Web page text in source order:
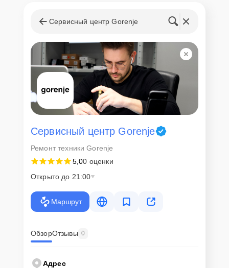
Сервисный центр Gorenje
Сервисный центр Gorenje
Ремонт техники Gorenje
5,00 оценки
Открыто до 21:00
Маршрут
ОбзорОтзывы 0
Адрес